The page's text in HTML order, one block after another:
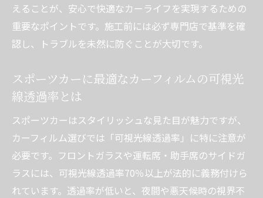
えることが、安心で快適なカーライフを実現するための
重要なポイントです。施工前には必ず専門店で基準を確
認し、トラブルを未然に防ぐことが大切です。
スポーツカーに最適なカーフィルムの可視光
線透過率とは
スポーツカーはスタイリッシュな見た目が魅力ですが、
カーフィルム選びでは「可視光線透過率」に特に注意が
必要です。フロントガラスや運転席・助手席のサイドガ
ラスには、可視光線透過率70％以上が法的に義務付けら
れています。透過率が低いと、夜間や悪天候時の視界不